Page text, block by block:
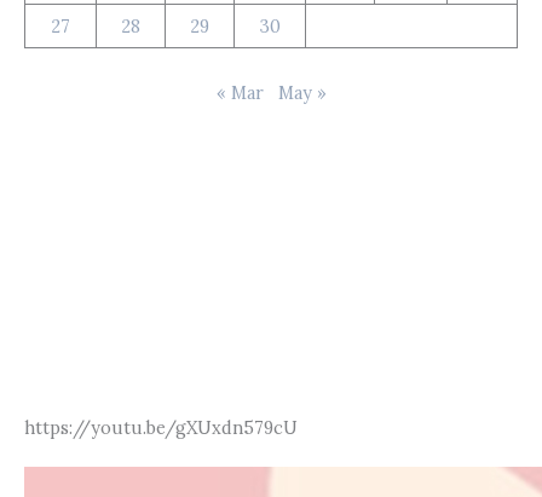
27
28 29 30
« Mar May »
https://youtu.be/gXUxdn579cU